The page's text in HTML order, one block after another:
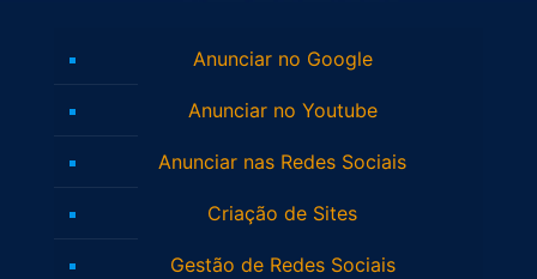
Anunciar no Google
Anunciar no Youtube
Anunciar nas Redes Sociais
Criação de Sites
Gestão de Redes Sociais